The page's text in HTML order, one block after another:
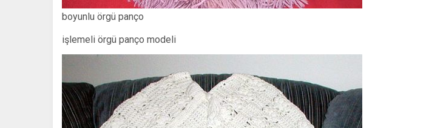
boyunlu örgü panço
işlemeli örgü panço modeli